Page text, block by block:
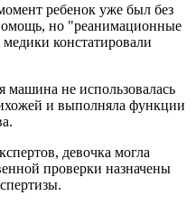
ребенок уже был без
но "реанимационные
медики констатировали
машина не использовалась
и выполняла функции
девочка могла
проверки назначены